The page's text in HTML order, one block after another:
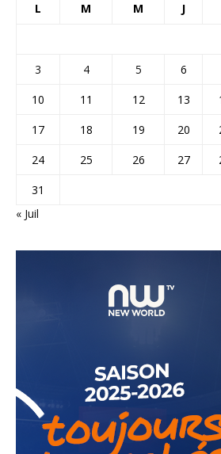
L M M J
3
4 5 6
10
11 12 13
17
18 19 20
24
25 26 27
31
« Juil